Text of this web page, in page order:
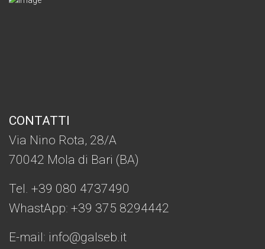
CONTATTI
Via Nino Rota, 28/A
70042 Mola di Bari (BA)
Tel. +39 080 4737490
WhastApp: +39 375 8294442
E-mail: info@galseb.it